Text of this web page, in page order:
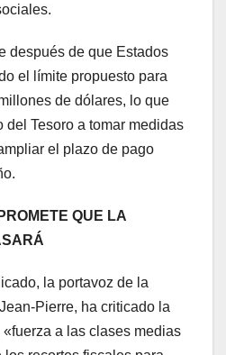
después de que Estados
el límite propuesto para
de dólares, lo que
del Tesoro a tomar medidas
el plazo de pago
QUE LA
la portavoz de la
Pierre, ha criticado la
a las clases medias